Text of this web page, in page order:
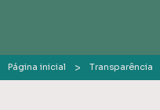
Página inicial > Transparência